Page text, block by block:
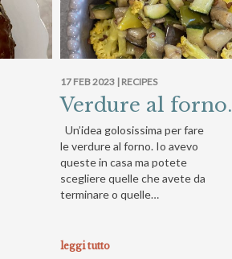
17 FEB 2023 | RECIPES
Verdure al forno.
Un’idea golosissima per fare
le verdure al forno. Io avevo
queste in casa ma potete
scegliere quelle che avete da
terminare o quelle…
leggi tutto